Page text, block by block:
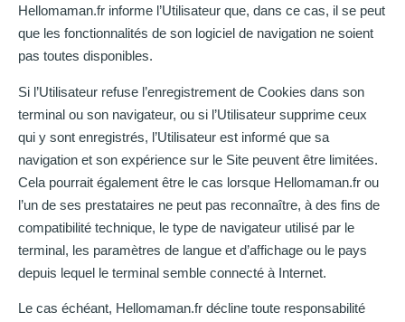
Hellomaman.fr informe l’Utilisateur que, dans ce cas, il se peut
que les fonctionnalités de son logiciel de navigation ne soient
pas toutes disponibles.
Si l’Utilisateur refuse l’enregistrement de Cookies dans son
terminal ou son navigateur, ou si l’Utilisateur supprime ceux
qui y sont enregistrés, l’Utilisateur est informé que sa
navigation et son expérience sur le Site peuvent être limitées.
Cela pourrait également être le cas lorsque Hellomaman.fr ou
l’un de ses prestataires ne peut pas reconnaître, à des fins de
compatibilité technique, le type de navigateur utilisé par le
terminal, les paramètres de langue et d’affichage ou le pays
depuis lequel le terminal semble connecté à Internet.
Le cas échéant, Hellomaman.fr décline toute responsabilité